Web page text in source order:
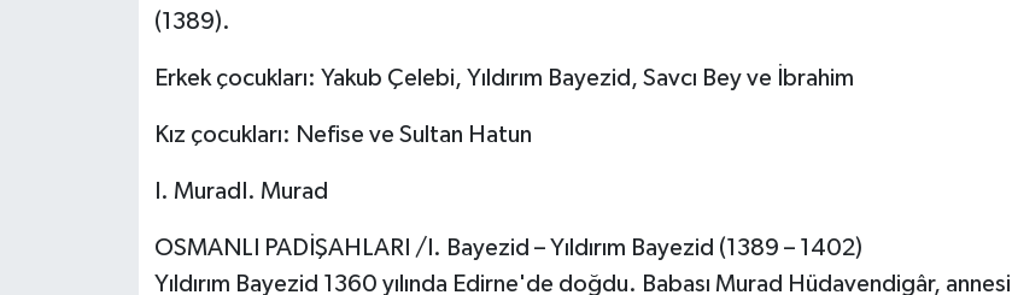
(1389).
Erkek çocukları: Yakub Çelebi, Yıldırım Bayezid, Savcı Bey ve İbrahim
Kız çocukları: Nefise ve Sultan Hatun
I. MuradI. Murad
OSMANLI PADİŞAHLARI /I. Bayezid – Yıldırım Bayezid (1389 – 1402)
Yıldırım Bayezid 1360 yılında Edirne'de doğdu. Babası Murad Hüdavendigâr, annesi